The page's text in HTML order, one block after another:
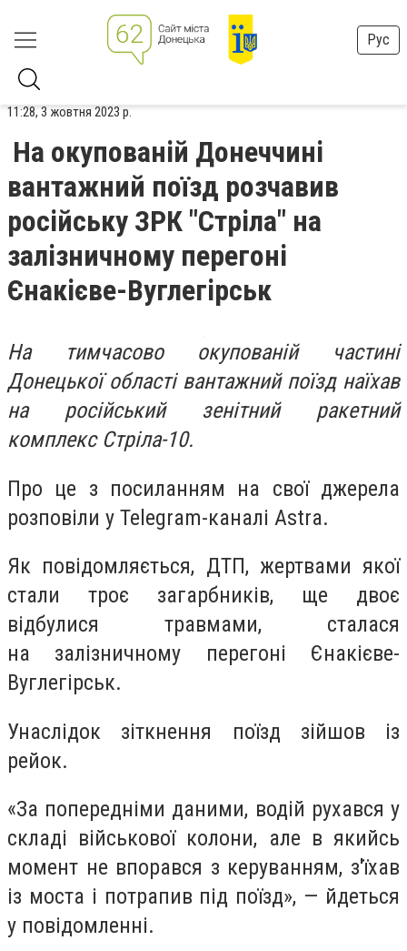
Рус
11:28, 3 жовтня 2023 р.
На окупованій Донеччині
вантажний поїзд розчавив
російську ЗРК "Стріла" на
залізничному перегоні
Єнакієве-Вуглегірськ
На тимчасово окупованій частині
Донецької області вантажний поїзд наїхав
на російський зенітний ракетний
комплекс Стріла-10.
Про це з посиланням на свої джерела
розповіли у Telegram-каналі Astra.
Як повідомляється, ДТП, жертвами якої
стали троє загарбників, ще двоє
відбулися травмами, сталася
на залізничному перегоні Єнакієве-
Вуглегірськ.
Унаслідок зіткнення поїзд зійшов із
рейок.
«За попередніми даними, водій рухався у
складі військової колони, але в якийсь
момент не впорався з керуванням, з'їхав
із моста і потрапив під поїзд», — йдеться
у повідомленні.